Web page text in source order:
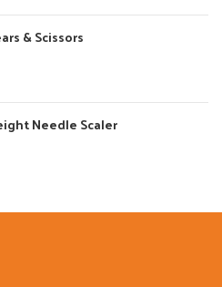
& Scissors
Needle Scaler